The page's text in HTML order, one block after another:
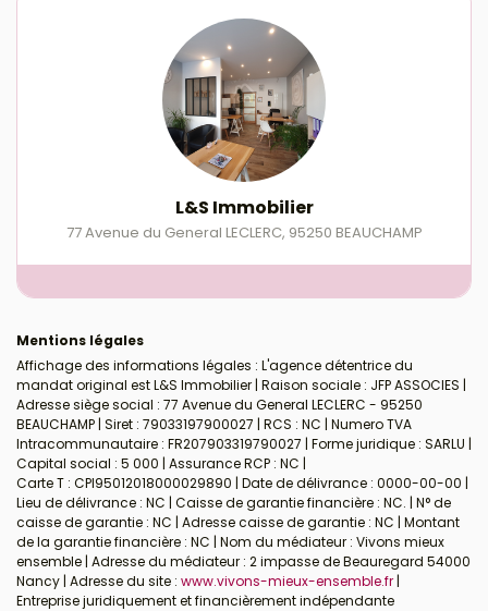
L&S Immobilier
77 Avenue du General LECLERC, 95250 BEAUCHAMP
Mentions légales
Affichage des informations légales : L'agence détentrice du
mandat original est L&S Immobilier | Raison sociale : JFP ASSOCIES |
Adresse siège social : 77 Avenue du General LECLERC - 95250
BEAUCHAMP | Siret : 79033197900027 | RCS : NC | Numero TVA
Intracommunautaire : FR207903319790027 | Forme juridique : SARLU |
Capital social : 5 000 | Assurance RCP : NC |
Carte T : CPI95012018000029890 | Date de délivrance : 0000-00-00 |
Lieu de délivrance : NC | Caisse de garantie financière : NC. | N° de
caisse de garantie : NC | Adresse caisse de garantie : NC | Montant
de la garantie financière : NC | Nom du médiateur : Vivons mieux
ensemble | Adresse du médiateur : 2 impasse de Beauregard 54000
Nancy | Adresse du site : www.vivons-mieux-ensemble.fr |
Entreprise juridiquement et financièrement indépendante